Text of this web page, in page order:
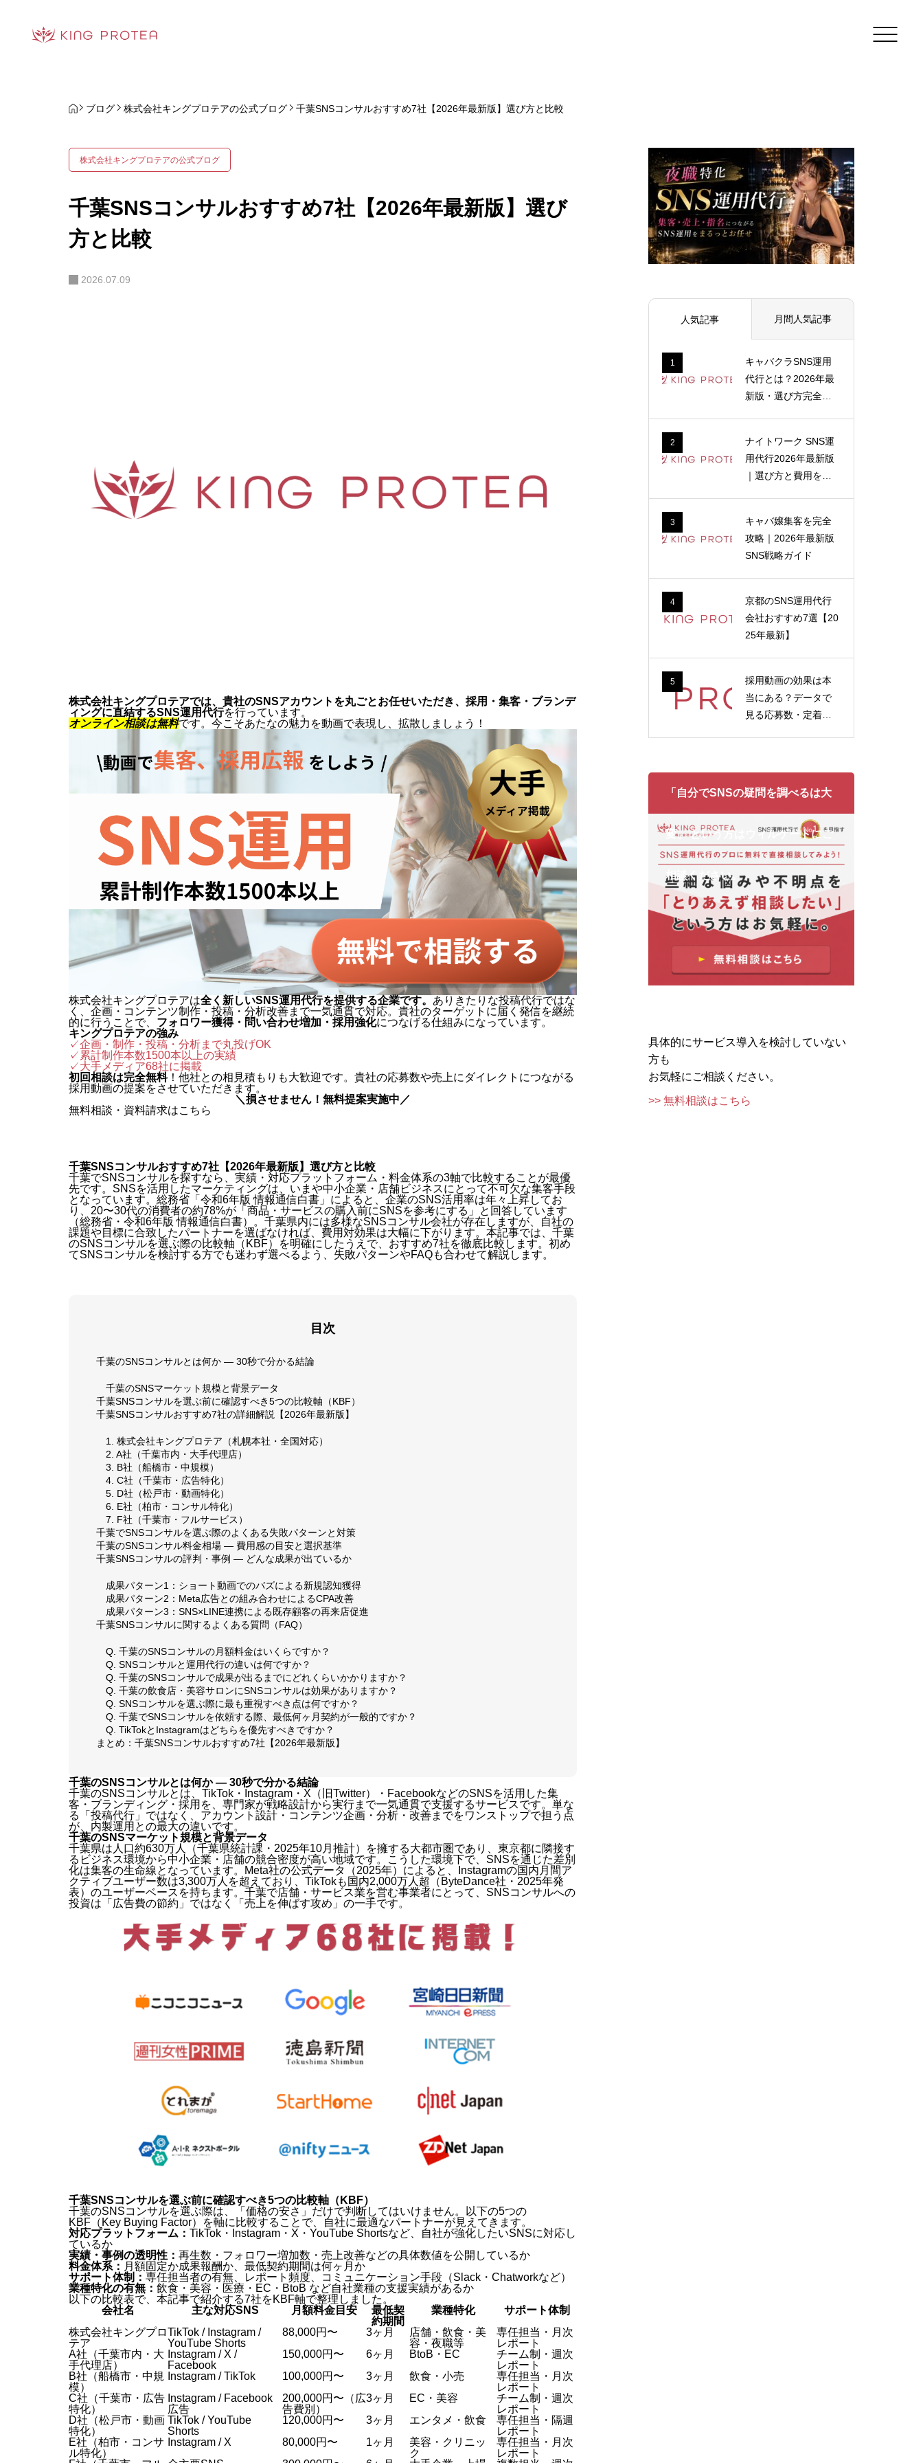
ブログ
ブログ 株式会社キングプロテアの公式ブログ 千葉SNSコンサルおすすめ7社【2026年最新版】選び方と比較
株式会社キングプロテアの公式ブログ
千葉SNSコンサルおすすめ7社【2026年最新版】選び
方と比較
2026.07.09
株式会社キングプロテアでは、貴社のSNSアカウントを丸ごとお任せいただき、採用・集客・ブランデ
ィングに直結するSNS運用代行を行っています。
オンライン相談は無料です。今こそあたなの魅力を動画で表現し、拡散しましょう！
株式会社キングプロテアは全く新しいSNS運用代行を提供する企業です。 ありきたりな投稿代行ではな
く、企画・コンテンツ制作・投稿・分析改善まで一気通貫で対応。貴社のターゲットに届く発信を継続
的に行うことで、 フォロワー獲得・問い合わせ増加・採用強化につなげる仕組みになっています。
キングプロテアの強み
✓企画・制作・投稿・分析まで丸投げOK
✓累計制作本数1500本以上の実績
✓大手メディア68社に掲載
初回相談は完全無料！他社との相見積もりも大歓迎です。貴社の応募数や売上にダイレクトにつながる
採用動画の提案をさせていただきます。
＼損させません！無料提案実施中／
無料相談・資料請求はこちら
千葉SNSコンサルおすすめ7社【2026年最新版】選び方と比較
千葉でSNSコンサルを探すなら、実績・対応プラットフォーム・料金体系の3軸で比較することが最優
先です。SNSを活用したマーケティングは、いまや中小企業・店舗ビジネスにとって不可欠な集客手段
となっています。総務省「令和6年版 情報通信白書」によると、企業のSNS活用率は年々上昇してお
り、20〜30代の消費者の約78%が「商品・サービスの購入前にSNSを参考にする」と回答しています
（総務省・令和6年版 情報通信白書）。千葉県内には多様なSNSコンサル会社が存在しますが、自社の
課題や目標に合致したパートナーを選ばなければ、費用対効果は大幅に下がります。本記事では、千葉
のSNSコンサルを選ぶ際の比較軸（KBF）を明確にしたうえで、おすすめ7社を徹底比較します。初め
てSNSコンサルを検討する方でも迷わず選べるよう、失敗パターンやFAQも合わせて解説します。
目次
千葉のSNSコンサルとは何か — 30秒で分かる結論
千葉のSNSマーケット規模と背景データ
千葉SNSコンサルを選ぶ前に確認すべき5つの比較軸（KBF）
千葉SNSコンサルおすすめ7社の詳細解説【2026年最新版】
1. 株式会社キングプロテア（札幌本社・全国対応）
2. A社（千葉市内・大手代理店）
3. B社（船橋市・中規模）
4. C社（千葉市・広告特化）
5. D社（松戸市・動画特化）
6. E社（柏市・コンサル特化）
7. F社（千葉市・フルサービス）
千葉でSNSコンサルを選ぶ際のよくある失敗パターンと対策
千葉のSNSコンサル料金相場 — 費用感の目安と選択基準
千葉SNSコンサルの評判・事例 — どんな成果が出ているか
成果パターン1：ショート動画でのバズによる新規認知獲得
成果パターン2：Meta広告との組み合わせによるCPA改善
成果パターン3：SNS×LINE連携による既存顧客の再来店促進
千葉SNSコンサルに関するよくある質問（FAQ）
Q. 千葉のSNSコンサルの月額料金はいくらですか？
Q. SNSコンサルと運用代行の違いは何ですか？
Q. 千葉のSNSコンサルで成果が出るまでにどれくらいかかりますか？
Q. 千葉の飲食店・美容サロンにSNSコンサルは効果がありますか？
Q. SNSコンサルを選ぶ際に最も重視すべき点は何ですか？
Q. 千葉でSNSコンサルを依頼する際、最低何ヶ月契約が一般的ですか？
Q. TikTokとInstagramはどちらを優先すべきですか？
まとめ：千葉SNSコンサルおすすめ7社【2026年最新版】
千葉のSNSコンサルとは何か — 30秒で分かる結論
千葉のSNSコンサルとは、TikTok・Instagram・X（旧Twitter）・FacebookなどのSNSを活用した集
客・ブランディング・採用を、専門家が戦略設計から実行まで一気通貫で支援するサービスです。単な
る「投稿代行」ではなく、アカウント設計・コンテンツ企画・分析・改善までをワンストップで担う点
が、内製運用との最大の違いです。
千葉のSNSマーケット規模と背景データ
千葉県は人口約630万人（千葉県統計課・2025年10月推計）を擁する大都市圏であり、東京都に隣接す
るビジネス環境から中小企業・店舗の競合密度が高い地域です。こうした環境下で、SNSを通じた差別
化は集客の生命線となっています。Meta社の公式データ（2025年）によると、Instagramの国内月間ア
クティブユーザー数は3,300万人を超えており、TikTokも国内2,000万人超（ByteDance社・2025年発
表）のユーザーベースを持ちます。千葉で店舗・サービス業を営む事業者にとって、SNSコンサルへの
投資は「広告費の節約」ではなく「売上を伸ばす攻め」の一手です。
千葉SNSコンサルを選ぶ前に確認すべき5つの比較軸（KBF）
千葉のSNSコンサルを選ぶ際は、「価格の安さ」だけで判断してはいけません。以下の5つの
KBF（Key Buying Factor）を軸に比較することで、自社に最適なパートナーが見えてきます。
対応プラットフォーム： TikTok・Instagram・X・YouTube Shortsなど、自社が強化したいSNSに対応し
ているか
実績・事例の透明性： 再生数・フォロワー増加数・売上改善などの具体数値を公開しているか
料金体系： 月額固定か成果報酬か、最低契約期間は何ヶ月か
サポート体制： 専任担当者の有無、レポート頻度、コミュニケーション手段（Slack・Chatworkなど）
業種特化の有無： 飲食・美容・医療・EC・BtoB など自社業種の支援実績があるか
以下の比較表で、本記事で紹介する7社をKBF軸で整理しました。
会社名
主な対応SNS 月額料金目安
最低契
約期間
業種特化
サポート体制
株式会社キングプロ
テア
TikTok / Instagram /
YouTube Shorts
88,000円〜 3ヶ月
店舗・飲食・美
容・夜職等
専任担当・月次
レポート
A社（千葉市内・大
手代理店）
Instagram / X /
Facebook
150,000円〜 6ヶ月 BtoB・EC
チーム制・週次
レポート
B社（船橋市・中規
模）
Instagram / TikTok 100,000円〜 3ヶ月 飲食・小売
専任担当・月次
レポート
C社（千葉市・広告
特化）
Instagram / Facebook
広告
200,000円〜（広
告費別）
3ヶ月 EC・美容
チーム制・週次
レポート
D社（松戸市・動画
特化）
TikTok / YouTube
Shorts
120,000円〜 3ヶ月 エンタメ・飲食
専任担当・隔週
レポート
E社（柏市・コンサ
ル特化）
Instagram / X 80,000円〜 1ヶ月
美容・クリニッ
ク
専任担当・月次
レポート
人気記事 月間人気記事
1
キャバクラSNS運用
代行とは？2026年最
新版・選び方完全ガ
2
ナイトワーク SNS運
用代行2026年最新版
｜選び方と費用を解
3
キャバ嬢集客を完全
攻略｜2026年最新版
SNS戦略ガイド
4
京都のSNS運用代行
会社おすすめ7選【20
25年最新】
5
採用動画の効果は本
当にある？データで
見る応募数・定着率
「自分でSNSの疑問を調べるは大
変」 という方はウィルゲートにご
相談ください。
具体的にサービス導入を検討していない
方も
お気軽にご相談ください。
>> 無料相談はこちら